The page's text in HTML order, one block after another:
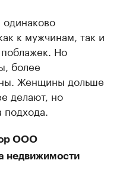
к мужчинам, так и
Но
более
Женщины дольше
делают, но
ООО
недвижимости